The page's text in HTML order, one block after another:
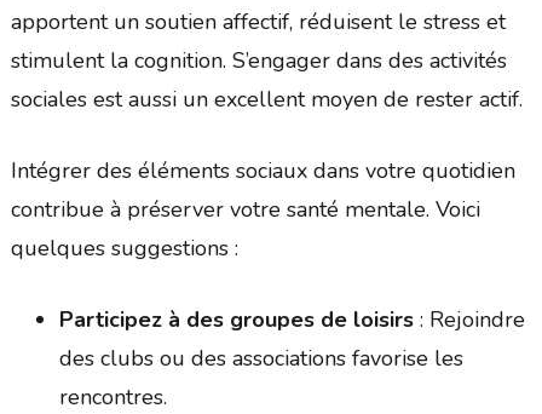
apportent un soutien affectif, réduisent le stress et
stimulent la cognition. S’engager dans des activités
sociales est aussi un excellent moyen de rester actif.
Intégrer des éléments sociaux dans votre quotidien
contribue à préserver votre santé mentale. Voici
quelques suggestions :
Participez à des groupes de loisirs: Rejoindre
des clubs ou des associations favorise les
rencontres.